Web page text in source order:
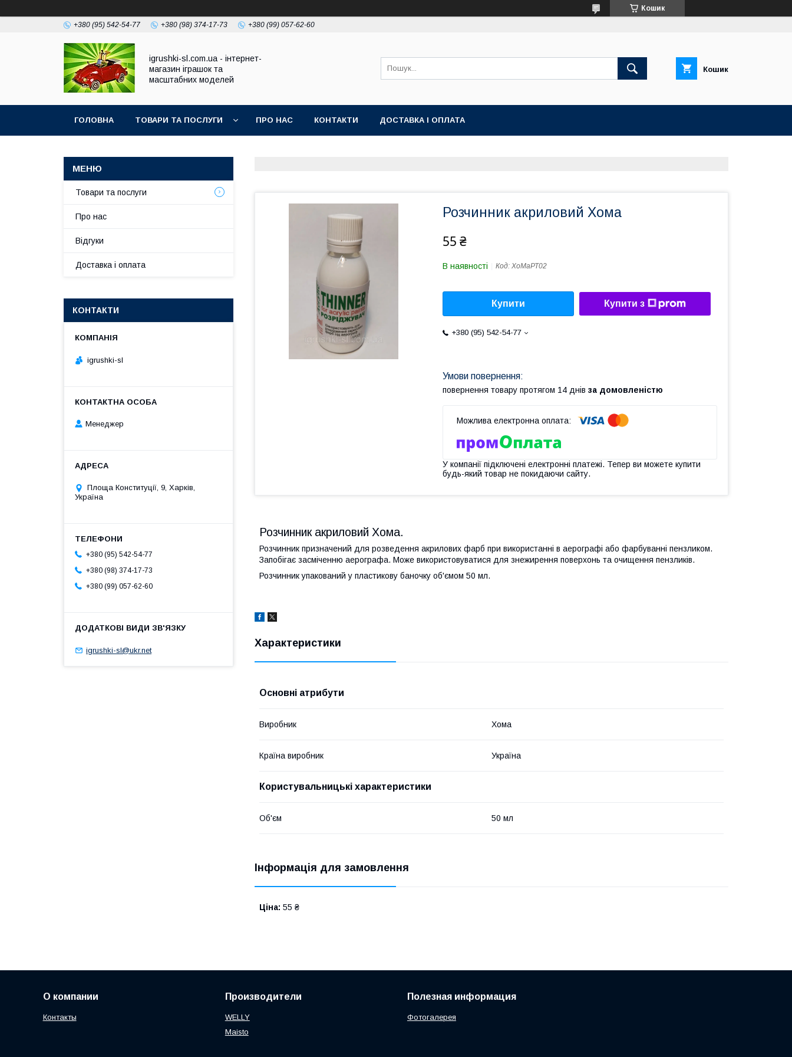
Кошик
+380 (95) 542-54-77 +380 (98) 374-17-73 +380 (99) 057-62-60
igrushki-sl.com.ua - інтернет-
магазин іграшок та
масштабних моделей
Кошик
ГОЛОВНА ТОВАРИ ТА ПОСЛУГИ ПРО НАС КОНТАКТИ ДОСТАВКА І ОПЛАТА
Розчинник акриловий Хома
55 ₴
В наявності Код: ХоМаРТ02
Купити Купити з
+380 (95) 542-54-77
повернення товару протягом 14 днів за домовленістю
У компанії підключені електронні платежі. Тепер ви можете купити
будь-який товар не покидаючи сайту.
Розчинник акриловий Хома.
Розчинник призначений для розведення акрилових фарб при використанні в аерографі або фарбуванні пензликом.
Запобігає засміченню аерографа. Може використовуватися для знежирення поверхонь та очищення пензликів.
Розчинник упакований у пластикову баночку об'ємом 50 мл.
Характеристики
Основні атрибути
Виробник Хома
Країна виробник Україна
Користувальницькі характеристики
Об'єм 50 мл
Інформація для замовлення
Ціна: 55 ₴
Товари та послуги
Про нас
Відгуки
Доставка і оплата
КОНТАКТИ
igrushki-sl
Менеджер
Площа Конституції, 9, Харків,
Україна
+380 (95) 542-54-77
+380 (98) 374-17-73
+380 (99) 057-62-60
igrushki-sl@ukr.net
О компании
Контакты
Производители
WELLY
Maisto
Полезная информация
Фотогалерея